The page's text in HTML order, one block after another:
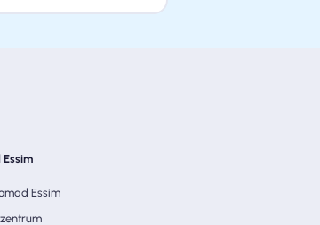
Essim